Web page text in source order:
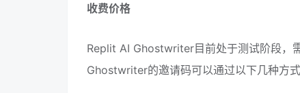
收费价格
Replit AI Ghostwriter目前处于测试阶段，
Ghostwriter的邀请码可以通过以下几种方式